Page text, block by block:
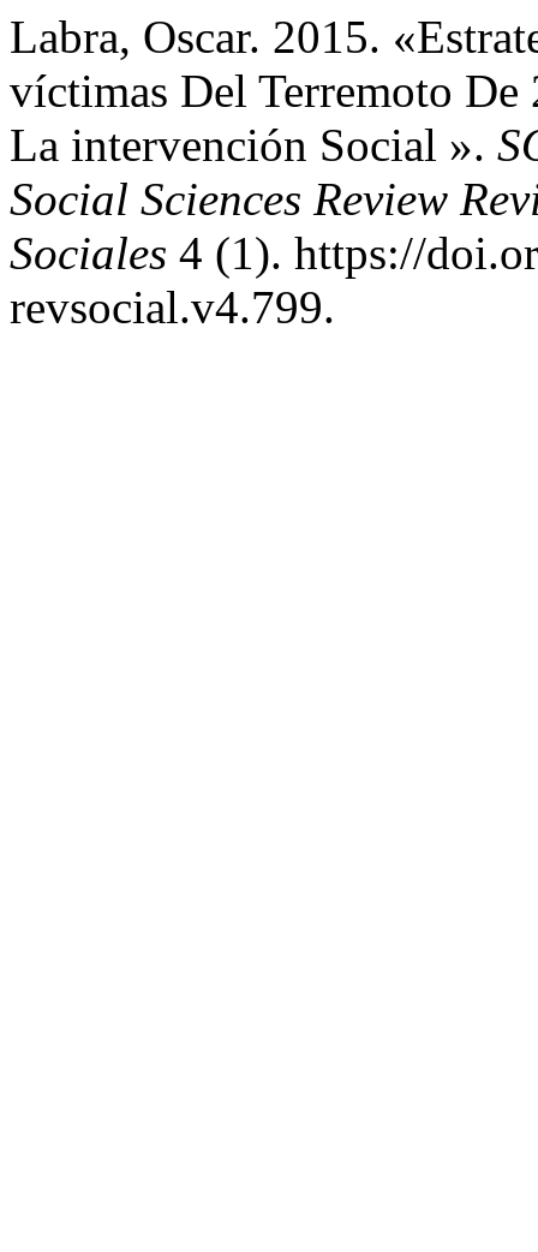
Labra, Oscar. 2015.
víctimas Del Terremoto
La intervención Social ».
Social Sciences Review
Sociales 4 (1). https://
revsocial.v4.799.